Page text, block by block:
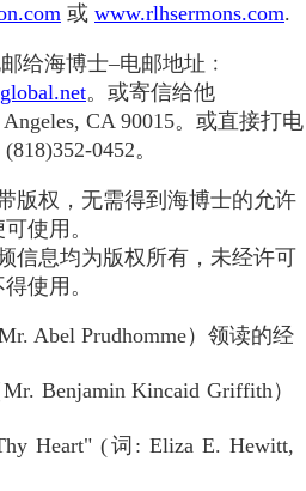
或 www.rlhsermons.com.
给海博士–电邮地址﹕
。或寄信给他
CA 90015。或直接打电
0452。
版权，无需得到海博士的允许
使用。
信息均为版权所有，未经许可
使用。
Abel Prudhomme）领读的经
Benjamin Kincaid Griffith）
Heart" (词: Eliza E. Hewitt,